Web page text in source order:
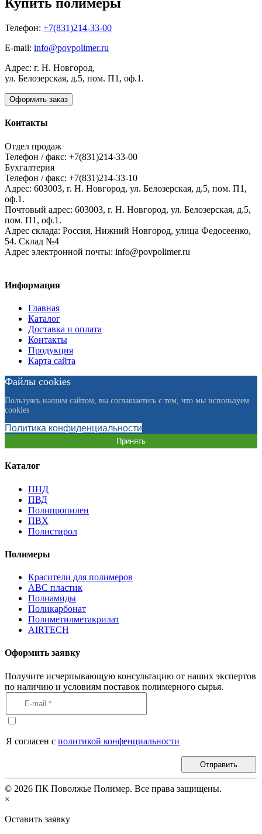
Телефон: +7(831)214-33-00
E-mail: info@povpolimer.ru
Адрес: г. Н. Новгород,
ул. Белозерская, д.5, пом. П1, оф.1.
Оформить заказ
Контакты
Отдел продаж
Телефон / факс: +7(831)214-33-00
Бухгалтерия
Телефон / факс: +7(831)214-33-10
Адрес: 603003, г. Н. Новгород, ул. Белозерская, д.5, пом. П1,
оф.1.
Почтовый адрес: 603003, г. Н. Новгород, ул. Белозерская, д.5,
пом. П1, оф.1.
Адрес склада: Россия, Нижний Новгород, улица Федосеенко,
54. Склад №4
Адрес электронной почты: info@povpolimer.ru
Информация
Главная
Каталог
Доставка и оплата
Контакты
Продукция
Карта сайта
Файлы cookies
Пользуясь нашим сайтом, вы соглашаетесь с тем, что мы используем
cookies
Политика конфиденциальности
Принять
Каталог
ПНД
ПВД
Полипропилен
ПВХ
Полистирол
Полимеры
Красители для полимеров
АВС пластик
Полиамиды
Поликарбонат
Полиметилметакрилат
AIRTECH
Оформить заявку
Получите исчерпывающую консультацию от наших экспертов
по наличию и условиям поставок полимерного сырья.
Я согласен с политикой конфенциальности
Отправить
© 2026 ПК Поволжье Полимер. Все права защищены.
×
Оставить заявку